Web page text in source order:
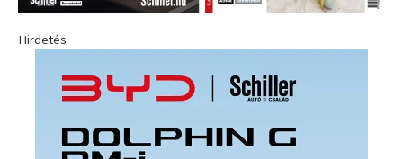
Hirdetés